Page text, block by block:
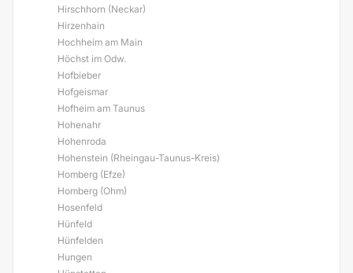
Hirschhorn (Neckar)
Hirzenhain
Hochheim am Main
Höchst im Odw.
Hofbieber
Hofgeismar
Hofheim am Taunus
Hohenahr
Hohenroda
Hohenstein (Rheingau-Taunus-Kreis)
Homberg (Efze)
Homberg (Ohm)
Hosenfeld
Hünfeld
Hünfelden
Hungen